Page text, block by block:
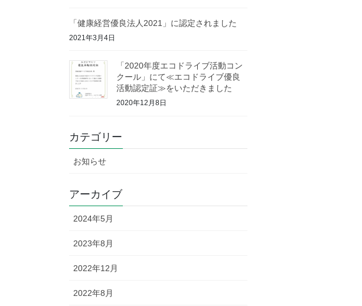
「健康経営優良法人2021」に認定されました
2021年3月4日
「2020年度エコドライブ活動コン
クール」にて≪エコドライブ優良
活動認定証≫をいただきました
2020年12月8日
カテゴリー
お知らせ
アーカイブ
2024年5月
2023年8月
2022年12月
2022年8月